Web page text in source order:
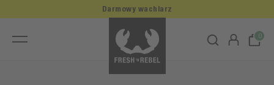
0
Darmowy wachlarz